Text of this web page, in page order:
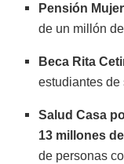
Pensión
de un millón
Beca Rita
estudiantes de
Salud Casa
13 millones
de personas